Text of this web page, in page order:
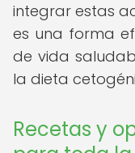
integrar estas
es una forma
de vida
la dieta
Recetas y